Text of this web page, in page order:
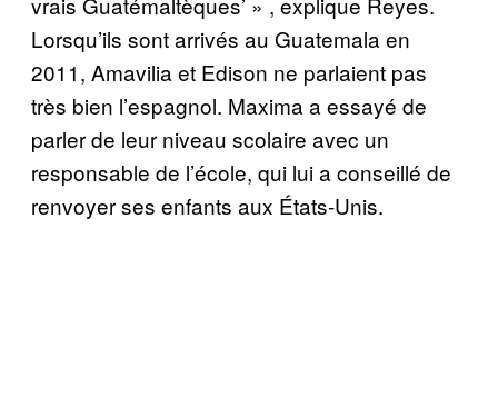
Lorsqu’ils sont arrivés au Guatemala en
2011, Amavilia et Edison ne parlaient pas
très bien l’espagnol. Maxima a essayé de
parler de leur niveau scolaire avec un
responsable de l’école, qui lui a conseillé de
renvoyer ses enfants aux États-Unis.